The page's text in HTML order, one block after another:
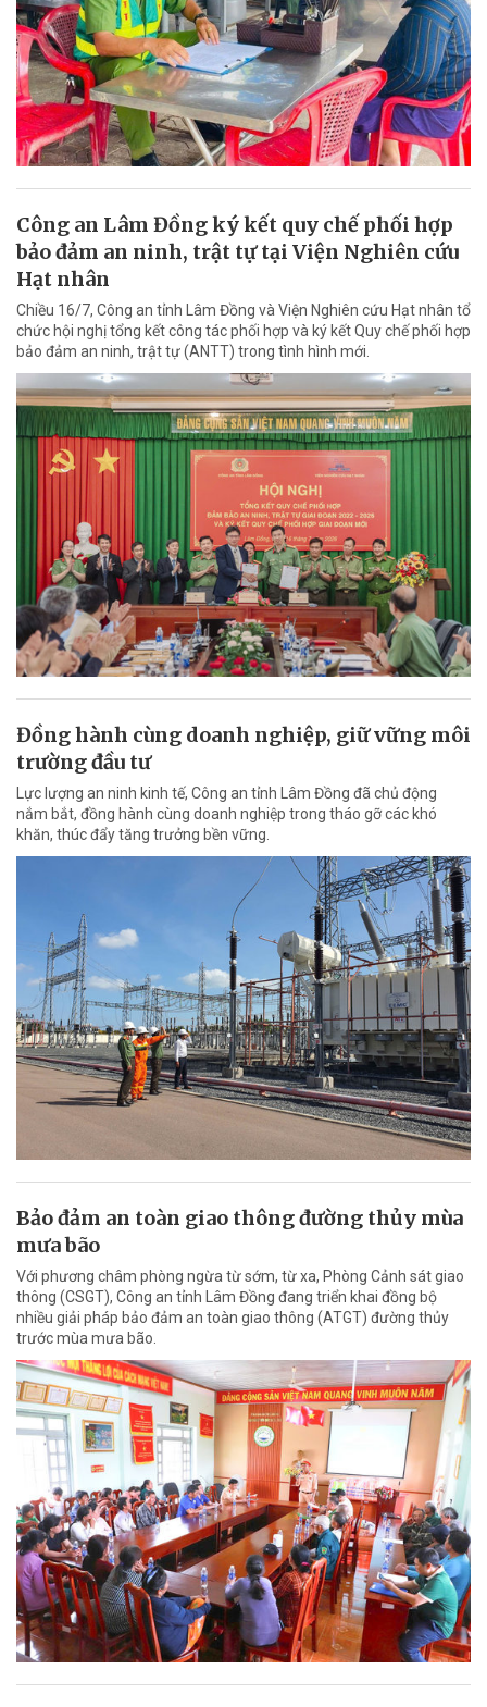
Công an Lâm Đồng ký kết quy chế phối hợp
bảo đảm an ninh, trật tự tại Viện Nghiên cứu
Hạt nhân
Chiều 16/7, Công an tỉnh Lâm Đồng và Viện Nghiên cứu Hạt nhân tổ
chức hội nghị tổng kết công tác phối hợp và ký kết Quy chế phối hợp
bảo đảm an ninh, trật tự (ANTT) trong tình hình mới.
Đồng hành cùng doanh nghiệp, giữ vững môi
trường đầu tư
Lực lượng an ninh kinh tế, Công an tỉnh Lâm Đồng đã chủ động
nắm bắt, đồng hành cùng doanh nghiệp trong tháo gỡ các khó
khăn, thúc đẩy tăng trưởng bền vững.
Bảo đảm an toàn giao thông đường thủy mùa
mưa bão
Với phương châm phòng ngừa từ sớm, từ xa, Phòng Cảnh sát giao
thông (CSGT), Công an tỉnh Lâm Đồng đang triển khai đồng bộ
nhiều giải pháp bảo đảm an toàn giao thông (ATGT) đường thủy
trước mùa mưa bão.